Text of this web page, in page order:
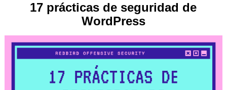
17 prácticas de seguridad de
WordPress